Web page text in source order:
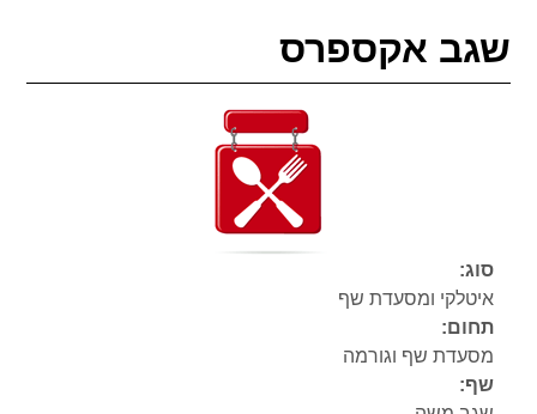
שגב אקספרס
סוג:
איטלקי ומסעדת שף
תחום:
מסעדת שף וגורמה
שף: